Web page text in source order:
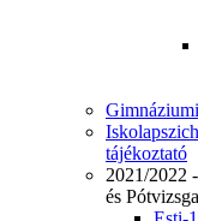
tájékoztató
2021/2022
és